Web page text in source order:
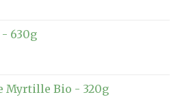
630g
Myrtille Bio - 320g